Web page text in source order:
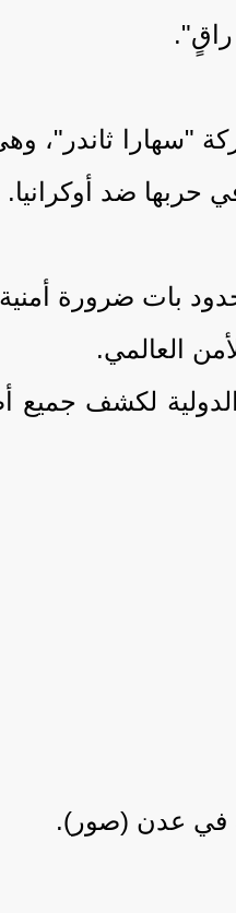
ثاندر"، وهي
حربها ضد أوكرانيا.
بات ضرورة
العالمي.
لكشف جميع